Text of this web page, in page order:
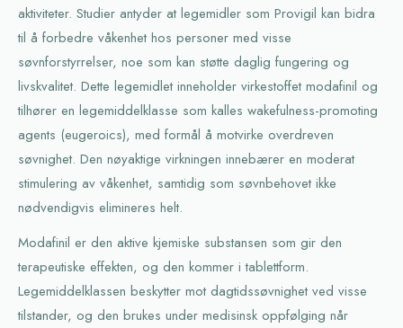
aktiviteter. Studier antyder at legemidler som Provigil kan bidra
til å forbedre våkenhet hos personer med visse
søvnforstyrrelser, noe som kan støtte daglig fungering og
livskvalitet. Dette legemidlet inneholder virkestoffet modafinil og
tilhører en legemiddelklasse som kalles wakefulness-promoting
agents (eugeroics), med formål å motvirke overdreven
søvnighet. Den nøyaktige virkningen innebærer en moderat
stimulering av våkenhet, samtidig som søvnbehovet ikke
nødvendigvis elimineres helt.
Modafinil er den aktive kjemiske substansen som gir den
terapeutiske effekten, og den kommer i tablettform.
Legemiddelklassen beskytter mot dagtidssøvnighet ved visse
tilstander, og den brukes under medisinsk oppfølging når